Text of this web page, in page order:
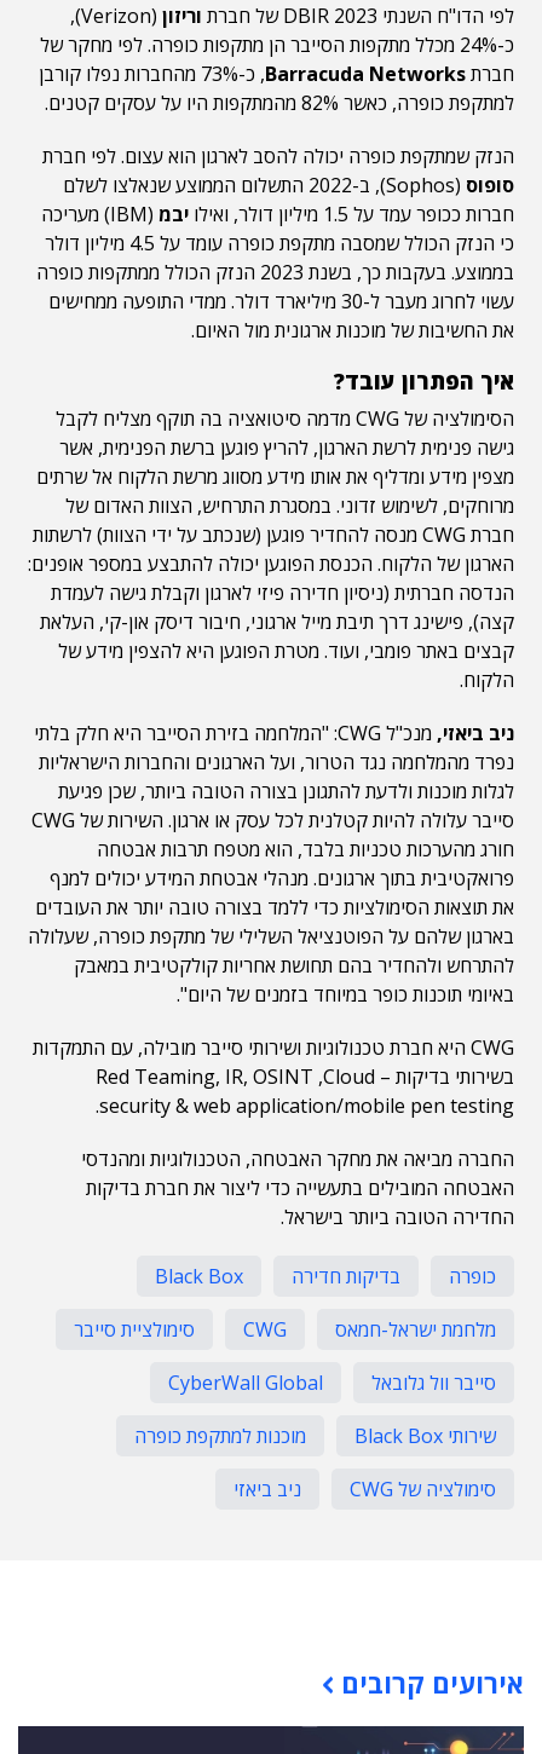
לפי הדו"ח השנתי DBIR 2023 של חברת
וריזון
(Verizon),
כ-24% מכלל מתקפות הסייבר הן מתקפות כופרה. לפי מחקר של
חברת
, כ-73% מהחברות נפלו קורבן
למתקפת כופרה, כאשר 82% מהמתקפות היו על עסקים קטנים.
הנזק שמתקפת כופרה יכולה להסב לארגון הוא עצום. לפי חברת
סופוס
(Sophos), ב-2022 התשלום הממוצע שנאלצו לשלם
חברות ככופר עמד על 1.5 מיליון דולר, ואילו
יבמ
(IBM) מעריכה
כי הנזק הכולל שמסבה מתקפת כופרה עומד על 4.5 מיליון דולר
בממוצע. בעקבות כך, בשנת 2023 הנזק הכולל ממתקפות כופרה
עשוי לחרוג מעבר ל-30 מיליארד דולר. ממדי התופעה ממחישים
את החשיבות של מוכנות ארגונית מול האיום.
איך הפתרון עובד?
הסימולציה של CWG מדמה סיטואציה בה תוקף מצליח לקבל
גישה פנימית לרשת הארגון, להריץ פוגען ברשת הפנימית, אשר
מצפין מידע ומדליף את אותו מידע מסווג מרשת הלקוח אל שרתים
מרוחקים, לשימוש זדוני. במסגרת התרחיש, הצוות האדום של
חברת CWG מנסה להחדיר פוגען (שנכתב על ידי הצוות) לרשתות
הארגון של הלקוח. הכנסת הפוגען יכולה להתבצע במספר אופנים:
הנדסה חברתית (ניסיון חדירה פיזי לארגון וקבלת גישה לעמדת
קצה), פישינג דרך תיבת מייל ארגוני, חיבור דיסק און-קי, העלאת
קבצים באתר פומבי, ועוד. מטרת הפוגען היא להצפין מידע של
הלקוח.
ניב ביאזי,
מנכ"ל CWG: "המלחמה בזירת הסייבר היא חלק בלתי
נפרד מהמלחמה נגד הטרור, ועל הארגונים והחברות הישראליות
לגלות מוכנות ולדעת להתגונן בצורה הטובה ביותר, שכן פגיעת
סייבר עלולה להיות קטלנית לכל עסק או ארגון. השירות של CWG
חורג מהערכות טכניות בלבד, הוא מטפח תרבות אבטחה
פרואקטיבית בתוך ארגונים. מנהלי אבטחת המידע יכולים למנף
את תוצאות הסימולציות כדי ללמד בצורה טובה יותר את העובדים
בארגון שלהם על הפוטנציאל השלילי של מתקפת כופרה, שעלולה
להתרחש ולהחדיר בהם תחושת אחריות קולקטיבית במאבק
באיומי תוכנות כופר במיוחד בזמנים של היום".
CWG היא חברת טכנולוגיות ושירותי סייבר מובילה, עם התמקדות
בשירותי בדיקות – Red Teaming, IR, OSINT ,Cloud
security & web application/mobile pen testing.
החברה מביאה את מחקר האבטחה, הטכנולוגיות ומהנדסי
האבטחה המובילים בתעשייה כדי ליצור את חברת בדיקות
החדירה הטובה ביותר בישראל.
כופרה בדיקות חדירה
Black Box
מלחמת ישראל-חמאס
CWG
סימולציית סייבר
סייבר וול גלובאל
CyberWall Global
שירותי Black Box
מוכנות למתקפת כופרה
סימולציה של CWG
ניב ביאזי
אירועים קרובים